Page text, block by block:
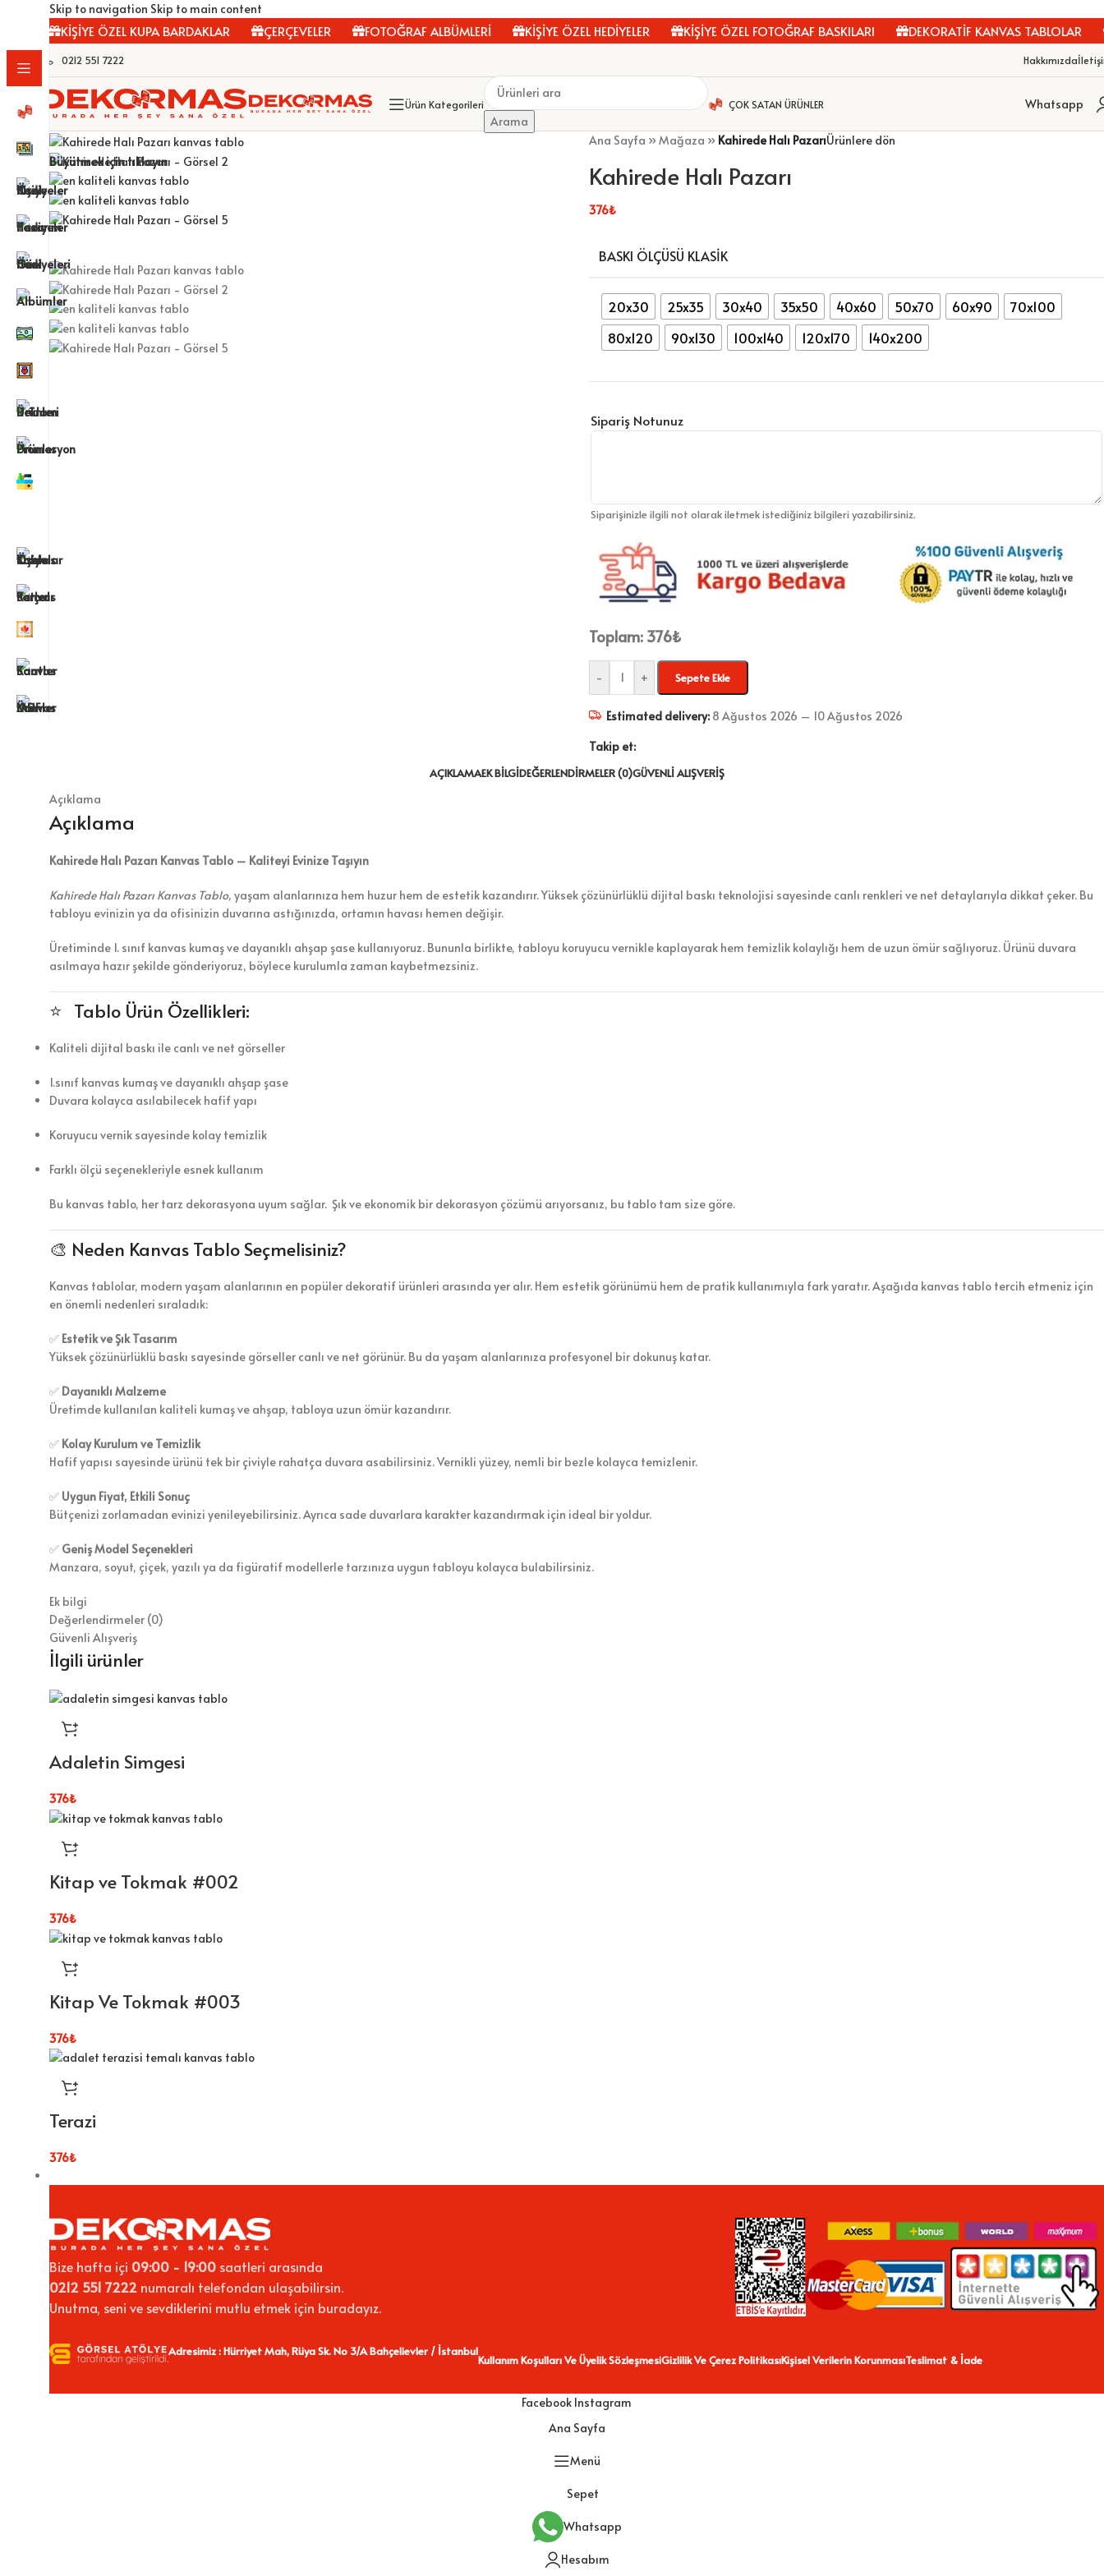
Skip to navigation Skip to main content
KİŞİYE ÖZEL KUPA BARDAKLAR ÇERÇEVELER FOTOĞRAF ALBÜMLERİ KİŞİYE ÖZEL HEDİYELER KİŞİYE ÖZEL FOTOĞRAF BASKILARI DEKORATİF KANVAS TABLOLAR
0212 551 7222 Hakkımızda
Ürün Kategorileri
Arama
ÇOK SATAN ÜRÜNLER Whatsapp
Büyütmek için tıklayın
Ana Sayfa »Mağaza » Kahirede Halı PazarıÜrünlere dön
Kahirede Halı Pazarı
376₺
BASKI ÖLÇÜSÜ KLASIK
20x30 25x35 30x40 35x50 40x60 50x70 60x90
70x100
80x120
90x130 100x140 120x170 140x200
Sipariş Notunuz
Siparişinizle ilgili not olarak iletmek istediğiniz bilgileri yazabilirsiniz.
Toplam: 376₺
- + Sepete Ekle
Estimated delivery: 8 Ağustos 2026 – 10 Ağustos 2026
Takip et:
AÇIKLAMAEK BILGIDEĞERLENDIRMELER (0)GÜVENLI ALIŞVERIŞ
Açıklama
Açıklama
Kahirede Halı Pazarı Kanvas Tablo – Kaliteyi Evinize Taşıyın
Kahirede Halı Pazarı Kanvas Tablo, yaşam alanlarınıza hem huzur hem de estetik kazandırır. Yüksek çözünürlüklü dijital baskı teknolojisi sayesinde canlı renkleri ve net detaylarıyla dikkat çeker. Bu
tabloyu evinizin ya da ofisinizin duvarına astığınızda, ortamın havası hemen değişir.
Üretiminde 1. sınıf kanvas kumaş ve dayanıklı ahşap şase kullanıyoruz. Bununla birlikte, tabloyu koruyucu vernikle kaplayarak hem temizlik kolaylığı hem de uzun ömür sağlıyoruz. Ürünü duvara
asılmaya hazır şekilde gönderiyoruz, böylece kurulumla zaman kaybetmezsiniz.
⭐ Tablo Ürün Özellikleri:
Kaliteli dijital baskı ile canlı ve net görseller
1.sınıf kanvas kumaş ve dayanıklı ahşap şase
Duvara kolayca asılabilecek hafif yapı
Koruyucu vernik sayesinde kolay temizlik
Farklı ölçü seçenekleriyle esnek kullanım
Bu kanvas tablo, her tarz dekorasyona uyum sağlar. Şık ve ekonomik bir dekorasyon çözümü arıyorsanız, bu tablo tam size göre.
🎨 Neden Kanvas Tablo Seçmelisiniz?
Kanvas tablolar, modern yaşam alanlarının en popüler dekoratif ürünleri arasında yer alır. Hem estetik görünümü hem de pratik kullanımıyla fark yaratır. Aşağıda kanvas tablo tercih etmeniz için
en önemli nedenleri sıraladık:
✅ Estetik ve Şık Tasarım
Yüksek çözünürlüklü baskı sayesinde görseller canlı ve net görünür. Bu da yaşam alanlarınıza profesyonel bir dokunuş katar.
✅ Dayanıklı Malzeme
Üretimde kullanılan kaliteli kumaş ve ahşap, tabloya uzun ömür kazandırır.
✅ Kolay Kurulum ve Temizlik
Hafif yapısı sayesinde ürünü tek bir çiviyle rahatça duvara asabilirsiniz. Vernikli yüzey, nemli bir bezle kolayca temizlenir.
✅ Uygun Fiyat, Etkili Sonuç
Bütçenizi zorlamadan evinizi yenileyebilirsiniz. Ayrıca sade duvarlara karakter kazandırmak için ideal bir yoldur.
✅ Geniş Model Seçenekleri
Manzara, soyut, çiçek, yazılı ya da figüratif modellerle tarzınıza uygun tabloyu kolayca bulabilirsiniz.
Ek bilgi
Değerlendirmeler (0)
Güvenli Alışveriş
İlgili ürünler
Adaletin Simgesi
376₺
Kitap ve Tokmak #002
376₺
Kitap Ve Tokmak #003
376₺
Terazi
376₺
Bize hafta içi 09:00 - 19:00 saatleri arasında
0212 551 7222 numaralı telefondan ulaşabilirsin.
Unutma, seni ve sevdiklerini mutlu etmek için buradayız.
Adresimiz : Hürriyet Mah, Rüya Sk. No 3/A Bahçelievler / İstanbul
Kullanım Koşulları Ve Üyelik SözleşmesiGizlilik Ve Çerez PolitikasıKişisel Verilerin KorunmasıTeslimat & İade
Facebook Instagram
Ana Sayfa
Menü
Sepet
Whatsapp
Hesabım